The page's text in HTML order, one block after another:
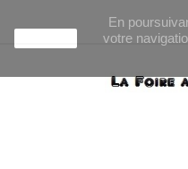
En
votre